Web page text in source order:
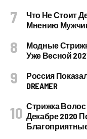
Что Не Стоит
Мнению
Модные
Уже Весной
Россия
DREAMER
Стрижка
Декабре 2020